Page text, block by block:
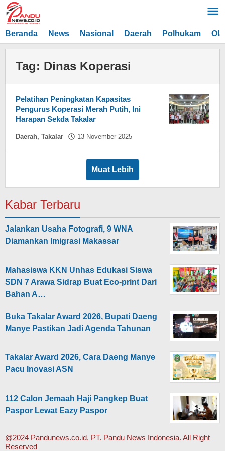
Lewati
ke
konten
Beranda News Nasional Daerah Polhukam
Tag: Dinas Koperasi
Pelatihan Peningkatan Kapasitas
Pengurus Koperasi Merah Putih, Ini
Harapan Sekda Takalar
Daerah, Takalar 13 November 2025
Muat Lebih
Kabar Terbaru
Jalankan Usaha Fotografi, 9 WNA
Diamankan Imigrasi Makassar
Mahasiswa KKN Unhas Edukasi Siswa
SDN 7 Arawa Sidrap Buat Eco-print Dari
Bahan A…
Buka Takalar Award 2026, Bupati Daeng
Manye Pastikan Jadi Agenda Tahunan
Takalar Award 2026, Cara Daeng Manye
Pacu Inovasi ASN
112 Calon Jemaah Haji Pangkep Buat
Paspor Lewat Eazy Paspor
@2024 Pandunews.co.id, PT. Pandu News Indonesia. All Right
Reserved